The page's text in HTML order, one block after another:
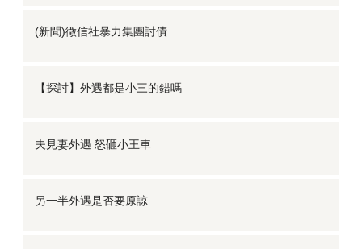
(新聞)徵信社暴力集團討債
【探討】外遇都是小三的錯嗎
夫見妻外遇 怒砸小王車
另一半外遇是否要原諒